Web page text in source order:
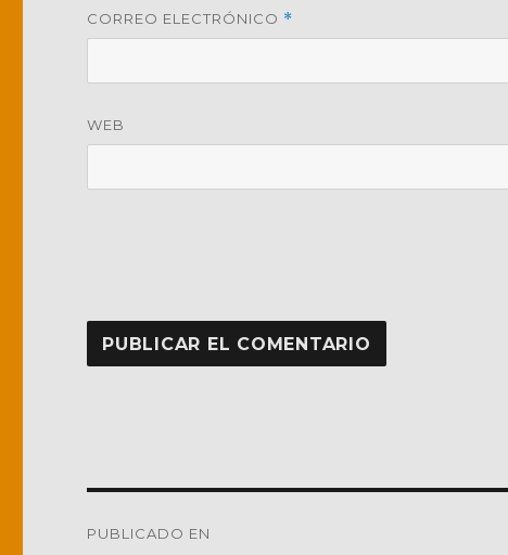
CORREO ELECTRÓNICO *
WEB
PUBLICADO EN